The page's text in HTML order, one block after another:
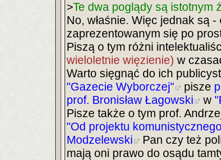
>Te dwa poglądy są istotnym
No, właśnie. Więc jednak są
zaprezentowanym się po
Piszą o tym różni
wieloletnie więzienie) w
Warto sięgnąć do ich
"Gazecie Wyborczej"
pisze
prof. Bronisław Łagowski
w
Pisze także o tym prof.
"Od projektu
Modzelewski
Pan czy też
mają oni prawo do osądu